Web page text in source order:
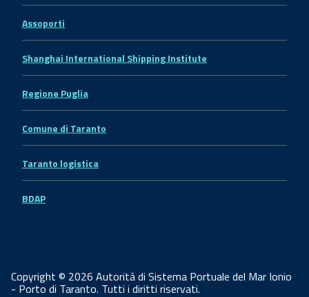
Assoporti
Shanghai International Shipping Institute
Regione Puglia
Comune di Taranto
Taranto logistica
BDAP
Copyright © 2026 Autorità di Sistema Portuale del Mar Ionio
- Porto di Taranto. Tutti i diritti riservati.